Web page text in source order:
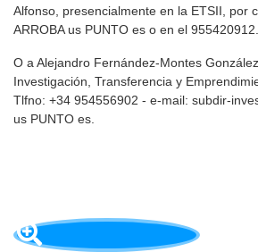
Alfonso, presencialmente en la ETSII, por
ARROBA us PUNTO es o en el 955420912.
O a Alejandro Fernández-Montes
Investigación, Transferencia y
Tlfno: +34 954556902 - e-mail: subdir-
us PUNTO es.